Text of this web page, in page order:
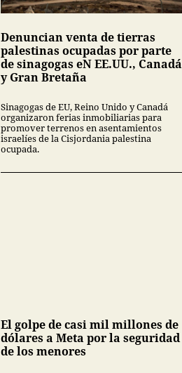
Denuncian venta de tierras
palestinas ocupadas por parte
de sinagogas eN EE.UU., Canadá
y Gran Bretaña
Sinagogas de EU, Reino Unido y Canadá
organizaron ferias inmobiliarias para
promover terrenos en asentamientos
israelíes de la Cisjordania palestina
ocupada.
El golpe de casi mil millones de
dólares a Meta por la seguridad
de los menores